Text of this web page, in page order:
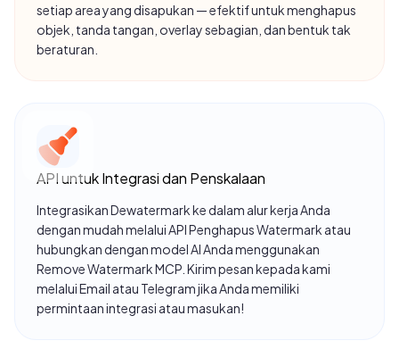
setiap area yang disapukan — efektif untuk menghapus
objek, tanda tangan, overlay sebagian, dan bentuk tak
beraturan.
API untuk Integrasi dan Penskalaan
Integrasikan Dewatermark ke dalam alur kerja Anda
dengan mudah melaluiAPI Penghapus Watermark atau
hubungkan dengan model AI Anda menggunakan
Remove Watermark MCP . Kirim pesan kepada kami
melalui Email atau Telegram jika Anda memiliki
permintaan integrasi atau masukan!
Ini beneran canggih banget, AI-nya bisa bersihin
watermark dengan super detail. Gue sempet ragu,
tapi pas gue coba, hasilnya keren abis. Nggak cuma
bisa hapus watermark biasa, tapi yang lebih rumit